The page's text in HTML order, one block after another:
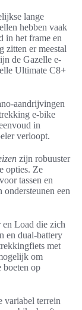
lange
hebben vaak
in het frame en
zitten er meestal
de Gazelle e-
Ultimate C8+
aandrijvingen
e-bike
in
verloopt.
zijn robuuster
opties. Ze
tassen en
een
Load die zich
en dual-battery
met
om
boeten op
variabel terrein